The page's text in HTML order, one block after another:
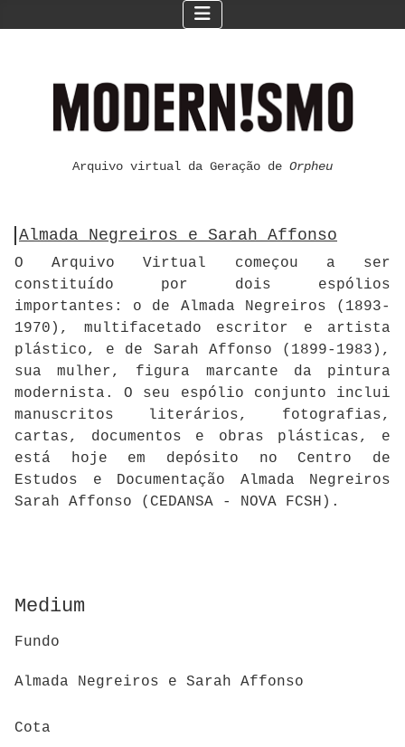
Arquivo virtual da Geração de Orpheu
Almada Negreiros e Sarah Affonso
O Arquivo Virtual começou a ser
constituído por dois espólios
importantes: o de Almada Negreiros (1893-
1970), multifacetado escritor e artista
plástico, e de Sarah Affonso (1899-1983),
sua mulher, figura marcante da pintura
modernista. O seu espólio conjunto inclui
manuscritos literários, fotografias,
cartas, documentos e obras plásticas, e
está hoje em depósito no Centro de
Estudos e Documentação Almada Negreiros
Sarah Affonso (CEDANSA - NOVA FCSH).
Medium
Fundo
Almada Negreiros e Sarah Affonso
Cota